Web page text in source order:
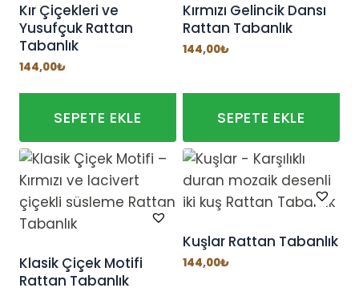
Kır Çiçekleri ve
Yusufçuk Rattan
Tabanlık
144,00₺
SEPETE EKLE
Kırmızı Gelincik Dansı
Rattan Tabanlık
144,00₺
SEPETE EKLE
Klasik Çiçek Motifi
Rattan Tabanlık
Kuşlar Rattan Tabanlık
144,00₺